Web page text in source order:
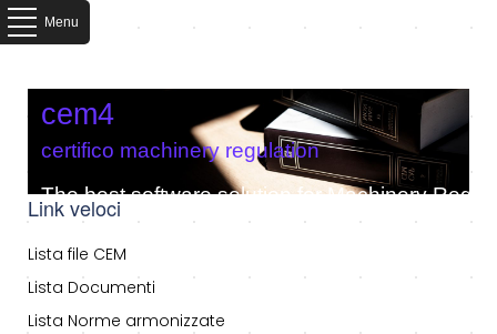
Menu
cem4
certifico machinery regulation
The best software solution for Machinery
Link veloci
Lista file CEM
Lista Documenti
Lista Norme armonizzate